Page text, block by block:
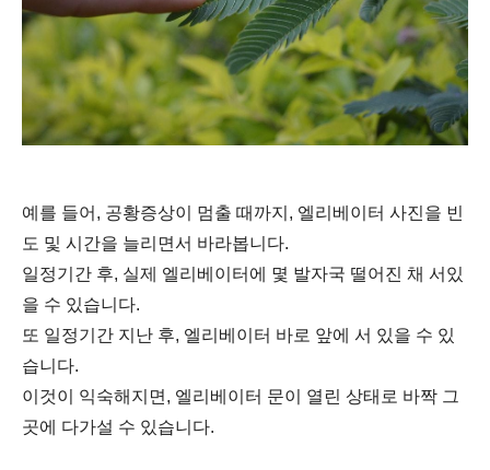
예를 들어, 공황증상이 멈출 때까지, 엘리베이터 사진을 빈
도 및 시간을 늘리면서 바라봅니다.
일정기간 후, 실제 엘리베이터에 몇 발자국 떨어진 채 서있
을 수 있습니다.
또 일정기간 지난 후, 엘리베이터 바로 앞에 서 있을 수 있
습니다.
이것이 익숙해지면, 엘리베이터 문이 열린 상태로 바짝 그
곳에 다가설 수 있습니다.